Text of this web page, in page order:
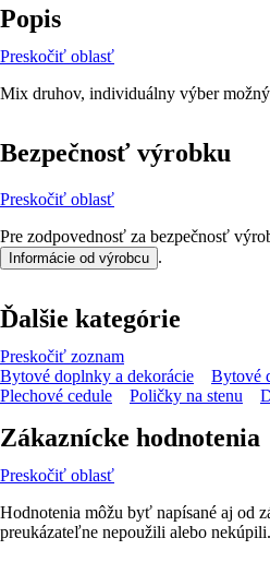
Popis
Preskočiť oblasť
Mix druhov, individuálny výber
Bezpečnosť výrobku
Preskočiť oblasť
Pre zodpovednosť za bezpečnosť
Informácie od výrobcu .
Ďalšie kategórie
Preskočiť zoznam
Bytové doplnky a dekorácie
Bytové
Plechové cedule
Poličky na stenu
Zákaznícke hodnotenia
Preskočiť oblasť
Hodnotenia môžu byť napísané aj od
preukázateľne nepoužili alebo nekúpili.